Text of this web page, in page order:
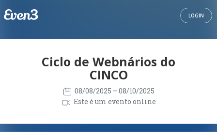
LOGIN
Ciclo de Webnários do
CINCO
08/08/2025 – 08/10/2025
Este é um evento online